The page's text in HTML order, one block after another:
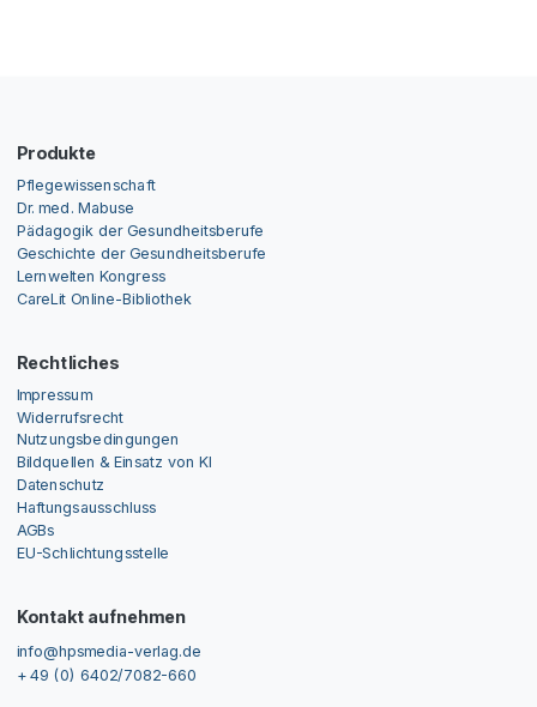
Produkte
Pflegewissenschaft
Dr. med. Mabuse
Pädagogik der Gesundheitsberufe
Geschichte der Gesundheitsberufe
Lernwelten Kongress
CareLit Online-Bibliothek
Rechtliches
Impressum
Widerrufsrecht
Nutzungsbedingungen
Bildquellen & Einsatz von KI
Datenschutz
Haftungsausschluss
AGBs
EU-Schlichtungsstelle
Kontakt aufnehmen
info@hpsmedia-verlag.de
+ 49 (0) 6402/7082-660